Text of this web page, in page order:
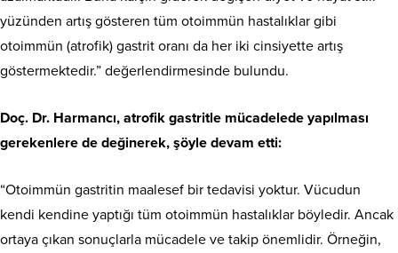
yüzünden artış gösteren tüm otoimmün hastalıklar gibi
otoimmün (atrofik) gastrit oranı da her iki cinsiyette artış
göstermektedir.” değerlendirmesinde bulundu.
Doç. Dr. Harmancı, atrofik gastritle mücadelede yapılması
gerekenlere de değinerek, şöyle devam etti:
“Otoimmün gastritin maalesef bir tedavisi yoktur. Vücudun
kendi kendine yaptığı tüm otoimmün hastalıklar böyledir. Ancak
ortaya çıkan sonuçlarla mücadele ve takip önemlidir. Örneğin,